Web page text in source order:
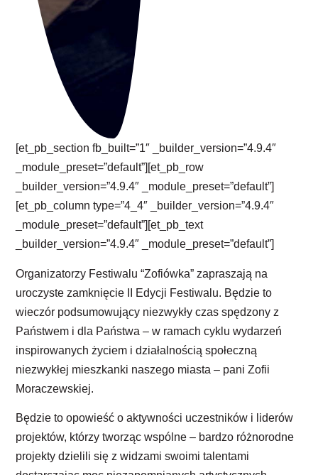
[et_pb_section fb_built=”1″ _builder_version=”4.9.4″
_module_preset=”default”][et_pb_row
_builder_version=”4.9.4″ _module_preset=”default”]
[et_pb_column type=”4_4″ _builder_version=”4.9.4″
_module_preset=”default”][et_pb_text
_builder_version=”4.9.4″ _module_preset=”default”]
Organizatorzy Festiwalu “Zofiówka” zapraszają na
uroczyste zamknięcie II Edycji Festiwalu. Będzie to
wieczór podsumowujący niezwykły czas spędzony z
Państwem i dla Państwa – w ramach cyklu wydarzeń
inspirowanych życiem i działalnością społeczną
niezwykłej mieszkanki naszego miasta – pani Zofii
Moraczewskiej.
Będzie to opowieść o aktywności uczestników i liderów
projektów, którzy tworząc wspólne – bardzo różnorodne
projekty dzielili się z widzami swoimi talentami